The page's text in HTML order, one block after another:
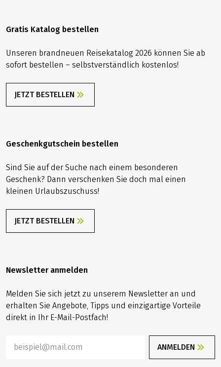
Gratis Katalog bestellen
Unseren brandneuen Reisekatalog 2026 können Sie ab
sofort bestellen – selbstverständlich kostenlos!
JETZT BESTELLEN
Geschenkgutschein bestellen
Sind Sie auf der Suche nach einem besonderen
Geschenk? Dann verschenken Sie doch mal einen
kleinen Urlaubszuschuss!
JETZT BESTELLEN
Newsletter anmelden
Melden Sie sich jetzt zu unserem Newsletter an und
erhalten Sie Angebote, Tipps und einzigartige Vorteile
direkt in Ihr E-Mail-Postfach!
ANMELDEN